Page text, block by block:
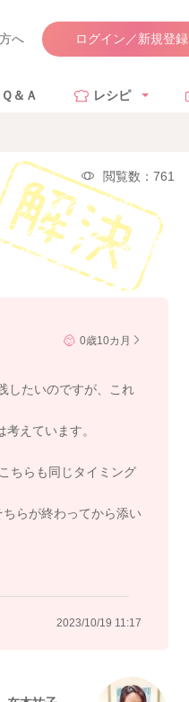
へ ログイン／新規登録
Ｑ＆Ａ レシピ
閲覧数：761
0歳10カ月
したいのですが、これ
えています。
ちらも同じタイミング
らが終わってから添い
2023/10/19 11:17